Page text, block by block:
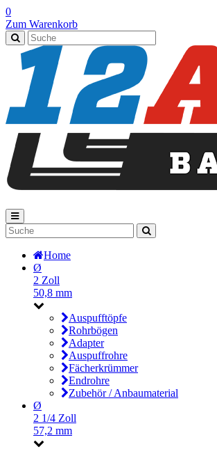
0
Zum Warenkorb
Home
Ø
2 Zoll
50,8 mm
Auspufftöpfe
Rohrbögen
Adapter
Auspuffrohre
Fächerkrümmer
Endrohre
Zubehör / Anbaumaterial
Ø
2 1/4 Zoll
57,2 mm